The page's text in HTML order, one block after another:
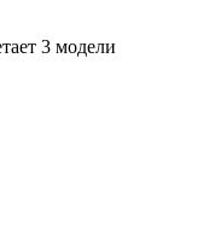
3 модели